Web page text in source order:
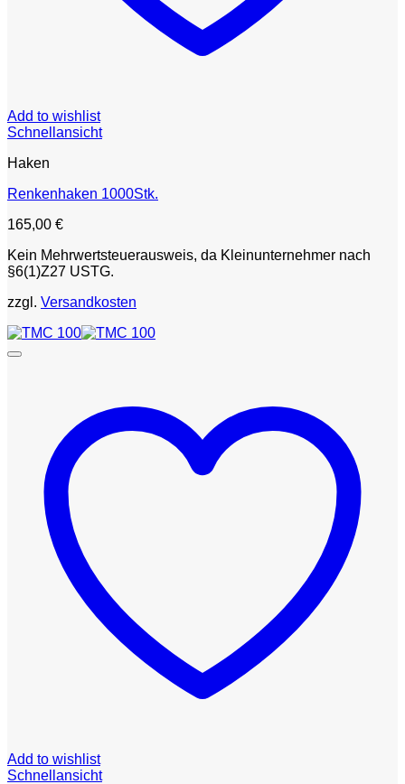
Add to wishlist
Schnellansicht
Haken
Renkenhaken 1000Stk.
165,00 €
Kein Mehrwertsteuerausweis, da Kleinunternehmer nach
§6(1)Z27 USTG.
zzgl. Versandkosten
Add to wishlist
Schnellansicht